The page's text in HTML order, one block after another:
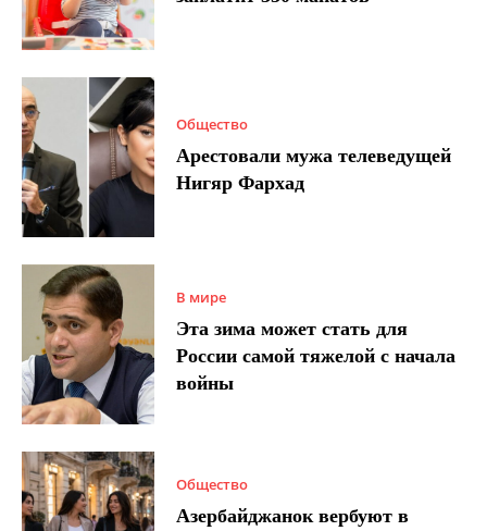
Общество
Арестовали мужа телеведущей
Нигяр Фархад
В мире
Эта зима может стать для
России самой тяжелой с начала
войны
Общество
Азербайджанок вербуют в